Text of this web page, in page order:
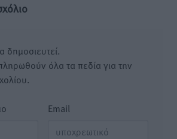
δημοσιευτεί.
όλα τα πεδία για την
Email